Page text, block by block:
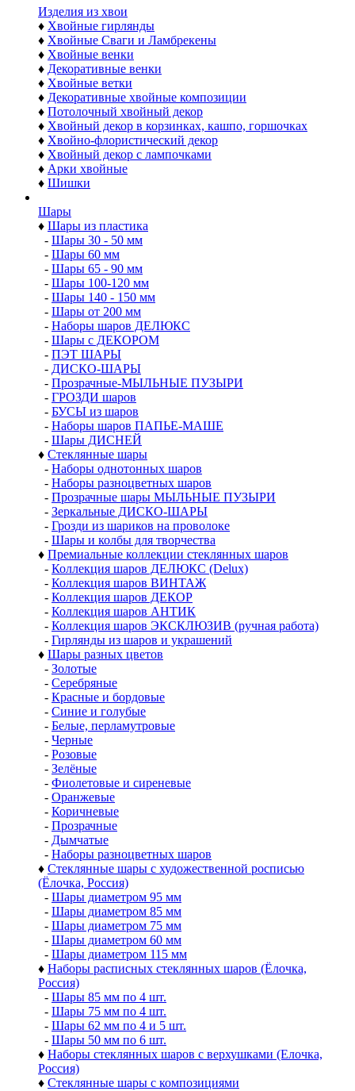
Изделия из хвои
♦ Хвойные гирлянды
♦ Хвойные Сваги и Ламбрекены
♦ Хвойные венки
♦ Декоративные венки
♦ Хвойные ветки
♦ Декоративные хвойные композиции
♦Хвойный декор в корзинках, кашпо, горшочках
♦ Хвойно-флористический декор
♦Хвойный декор с лампочками
♦Арки хвойные
♦Шишки
Шары
Шары из пластика
Шары 30 - 50 мм
Шары 60 мм
Шары 65 - 90 мм
-Шары 100-120 мм
Шары 140 - 150 мм
Шары от 200 мм
Наборы шаров ДЕЛЮКС
Шары с ДЕКОРОМ
ПЭТ ШАРЫ
ДИСКО-ШАРЫ
-Прозрачные-МЫЛЬНЫЕ ПУЗЫРИ
ГРОЗДИ шаров
БУСЫ из шаров
Наборы шаров ПАПЬЕ-МАШЕ
Шары ДИСНЕЙ
Стеклянные шары
Наборы однотонных шаров
-Наборы разноцветных шаров
Прозрачные шары МЫЛЬНЫЕ ПУЗЫРИ
Зеркальные ДИСКО-ШАРЫ
Грозди из шариков на проволоке
Шары и колбы для творчества
Премиальные коллекции стеклянных шаров
Коллекция шаров ДЕЛЮКС (Delux)
Коллекция шаров ВИНТАЖ
Коллекция шаров ДЕКОР
Коллекция шаров АНТИК
Коллекция шаров ЭКСКЛЮЗИВ (ручная работа)
Гирлянды из шаров и украшений
Шары разных цветов
Золотые
Серебряные
-Красные и бордовые
-Синие и голубые
- Белые, перламутровые
Черные
Розовые
Зелёные
Фиолетовые и сиреневые
-Оранжевые
-Коричневые
Прозрачные
Дымчатые
Наборы разноцветных шаров
Стеклянные шары с художественной росписью
(Ёлочка, Россия)
-Шары диаметром 95 мм
-Шары диаметром 85 мм